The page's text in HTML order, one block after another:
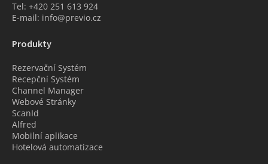
Tel: +420 251 613 924
E-mail: info@previo.cz
Produkty
Rezervační Systém
Recepční Systém
Channel Manager
Webové Stránky
ScanId
Alfred
Mobilní aplikace
Hotelová automatizace